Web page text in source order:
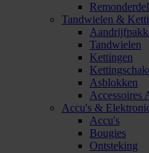
Tandwielen &
Tandwielen
Kettingen
Asblokken
Accessoires
Accu's &
Accu's
Bougies
Ontsteking